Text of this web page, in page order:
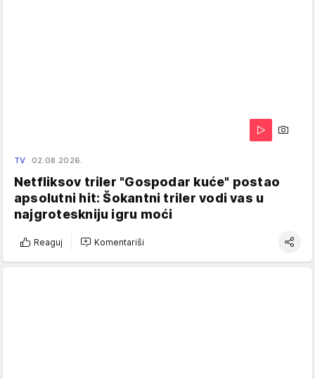
TV 02.08.2026.
Netfliksov triler "Gospodar kuće" postao
apsolutni hit: Šokantni triler vodi vas u
najgroteskniju igru moći
Reaguj Komentariši